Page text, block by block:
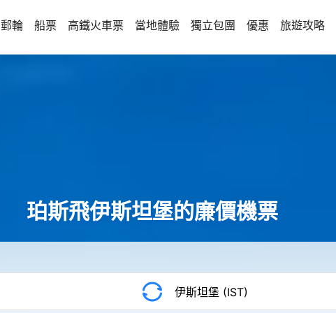
郵輪 船票 高鐵火車票 當地體驗 獨立包團 優惠 旅遊攻略
珀斯飛伊斯坦堡的廉價機票